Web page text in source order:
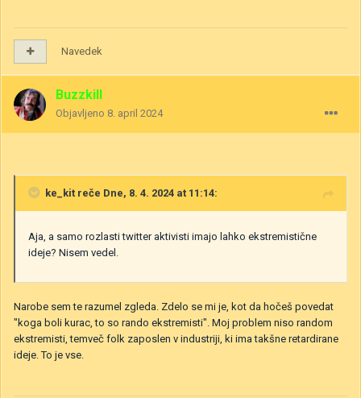
Navedek
Buzzkill
Objavljeno 8. april 2024
ke_kit reče Dne, 8. 4. 2024 at 11:14:
Aja, a samo rozlasti twitter aktivisti imajo lahko ekstremistične
ideje? Nisem vedel.
Narobe sem te razumel zgleda. Zdelo se mi je, kot da hočeš povedat
"koga boli kurac, to so rando ekstremisti". Moj problem niso random
ekstremisti, temveč folk zaposlen v industriji, ki ima takšne retardirane
ideje. To je vse.